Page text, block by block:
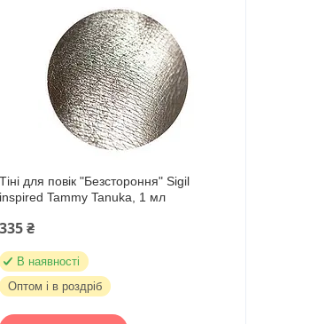
Тіні для повік "Безстороння" Sigil
inspired Tammy Tanuka, 1 мл
335 ₴
В наявності
Оптом і в роздріб